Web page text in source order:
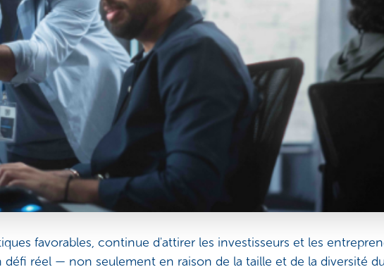
favorables, continue d'attirer les investisseurs et les
réel — non seulement en raison de la taille et de la diversité